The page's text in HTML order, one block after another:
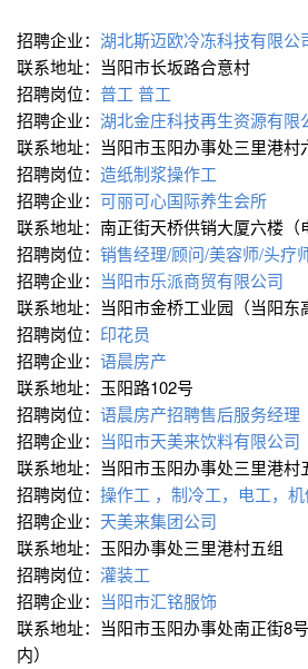
招聘企业： 湖北斯迈欧冷冻科技有限公
联系地址：当阳市长坂路合意村
招聘岗位： 普工 普工
招聘企业： 湖北金庄科技再生资源有限
联系地址：当阳市玉阳办事处三里港村
招聘岗位： 造纸制浆操作工
招聘企业： 可丽可心国际养生会所
联系地址：南正街天桥供销大厦六楼（
招聘岗位： 销售经理/顾问/美容师/头疗
招聘企业： 当阳市乐派商贸有限公司
联系地址：当阳市金桥工业园（当阳东
招聘岗位： 印花员
招聘企业： 语晨房产
联系地址：玉阳路102号
招聘岗位： 语晨房产招聘售后服务经理
招聘企业： 当阳市天美来饮料有限公司
联系地址：当阳市玉阳办事处三里港村
招聘岗位： 操作工 ，制冷工，电工，
招聘企业： 天美来集团公司
联系地址：玉阳办事处三里港村五组
招聘岗位： 灌装工
招聘企业： 当阳市汇铭服饰
联系地址：当阳市玉阳办事处南正街8
内）